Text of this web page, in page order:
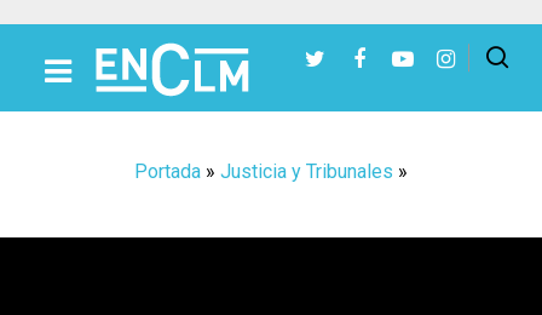
Portada » Justicia y Tribunales »